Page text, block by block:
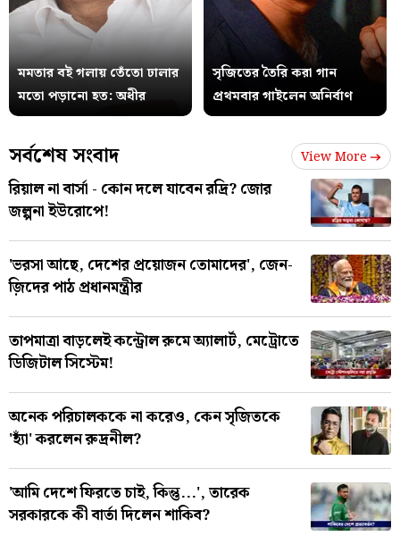
মমতার বই গলায় তেঁতো ঢালার
মতো পড়ানো হত: অধীর
সৃজিতের তৈরি করা গান
প্রথমবার গাইলেন অনির্বাণ
সর্বশেষ সংবাদ View More
রিয়াল না বার্সা - কোন দলে যাবেন রদ্রি? জোর
জল্পনা ইউরোপে!
'ভরসা আছে, দেশের প্রয়োজন তোমাদের', জেন-
জ়িদের পাঠ প্রধানমন্ত্রীর
তাপমাত্রা বাড়লেই কন্ট্রোল রুমে অ্যালার্ট, মেট্রোতে
ডিজিটাল সিস্টেম!
অনেক পরিচালককে না করেও, কেন সৃজিতকে
'হ্যাঁ' করলেন রুদ্রনীল?
'আমি দেশে ফিরতে চাই, কিন্তু...', তারেক
সরকারকে কী বার্তা দিলেন শাকিব?